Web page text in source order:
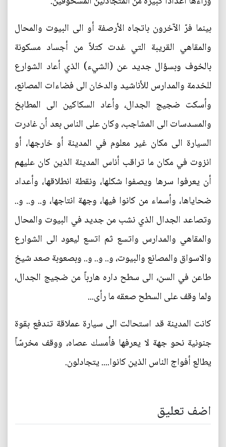
بينما فرّ الآخرون باتجاه الأرصفة أو الى البيوت والمحال
والمقاهي القريبة التي غدت كتلاً من أجساد مسكونة
بالخوف وبسؤال جديد عن (الشيء) الذي أعاد الشوارع
للخدمة والمدارس للأناشيد والدخان الى فضاءات المصانع،
وأسكت ضجيج الجدال، وأعاد السكاكين الى المطابخ
والمسدسات الى المشاجب، وكان على الناس بعد أن غادرت
السيارة الى مكان غير معلوم في المدينة أو خارجها، أو
انزوت في مكان ما تراقب أناس المدينة الذين كان عليهم
أن يعرفوا سرها ويصفوا شكلها، ونقطة انطلاقها، وأعداد
ضحاياها، وأسماء من كانوا فيها، وجهة انتاجها، و.. و.. و..
وتصاعد الجدال الذي نشب من جديد في البيوت والمحال
والمقاهي والمدارس واتسع ثم اتسع ليعود الى الشوارع
والاسواق والمصانع والبيوت، و.. و.. و.. وبصعوبة صعد شيخ
طاعن في السن، الى سطح داره هارباً من ضجيج الجدال،
ولما وقف على السطح صعقه ما رأى...
كانت المدينة قد استحالت الى سيارة عملاقة تندفع بقوة
جنونية نحو جهة لا يعرفها فأمسك عصاه، ووقف مخرسّاً
يطالع أفواج الناس الذين كانوا.... يتجادلون.
اضف تعليق